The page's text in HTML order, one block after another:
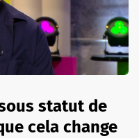
statut de
cela change